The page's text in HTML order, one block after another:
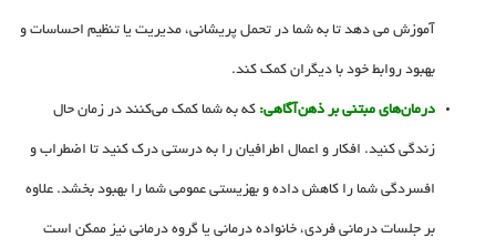
آموزش می دهد تا به شما در تحمل پریشانی، مدیریت یا تنظیم احساسات و
بهبود روابط خود با دیگران کمک کند.
درمان‌های مبتنی بر ذهن‌آگاهی: که به شما کمک می‌کنند در زمان حال
زندگی کنید. افکار و اعمال اطرافیان را به درستی درک کنید تا اضطراب و
افسردگی شما را کاهش داده و بهزیستی عمومی شما را بهبود بخشد. علاوه
بر جلسات درمانی فردی، خانواده درمانی یا گروه درمانی نیز ممکن است